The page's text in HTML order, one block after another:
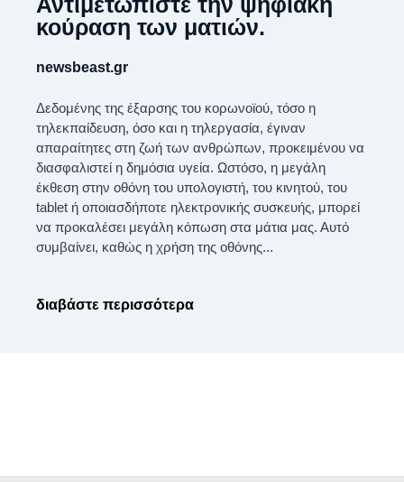
κούραση των ματιών.
newsbeast.gr
Δεδομένης της έξαρσης του κορωνοϊού, τόσο η
τηλεκπαίδευση, όσο και η τηλεργασία, έγιναν
απαραίτητες στη ζωή των ανθρώπων, προκειμένου να
διασφαλιστεί η δημόσια υγεία. Ωστόσο, η μεγάλη
έκθεση στην οθόνη του υπολογιστή, του κινητού, του
tablet ή οποιασδήποτε ηλεκτρονικής συσκευής, μπορεί
να προκαλέσει μεγάλη κόπωση στα μάτια μας. Αυτό
συμβαίνει, καθώς η χρήση της οθόνης...
διαβάστε περισσότερα